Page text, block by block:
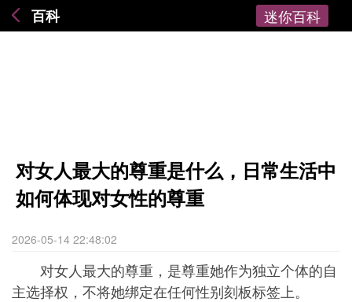
百科 迷你百科
对女人最大的尊重是什么，日常生活中
如何体现对女性的尊重
2026-05-14 22:48:02
对女人最大的尊重，是尊重她作为独立个体的自
主选择权，不将她绑定在任何性别刻板标签上。